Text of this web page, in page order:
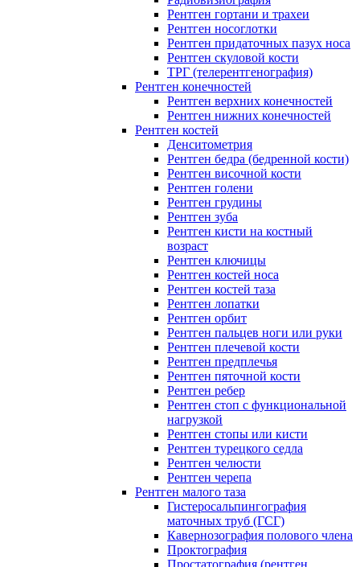
Рентген гортани и трахеи
Рентген носоглотки
Рентген придаточных пазух носа
Рентген скуловой кости
ТРГ (телерентгенография)
Рентген конечностей
Рентген верхних конечностей
Рентген нижних конечностей
Рентген костей
Денситометрия
Рентген бедра (бедренной кости)
Рентген височной кости
Рентген голени
Рентген грудины
Рентген зуба
Рентген кисти на костный
возраст
Рентген ключицы
Рентген костей носа
Рентген костей таза
Рентген лопатки
Рентген орбит
Рентген пальцев ноги или руки
Рентген плечевой кости
Рентген предплечья
Рентген пяточной кости
Рентген ребер
Рентген стоп с функциональной
нагрузкой
Рентген стопы или кисти
Рентген турецкого седла
Рентген челюсти
Рентген черепа
Рентген малого таза
Гистеросальпингография
маточных труб (ГСГ)
Кавернозография полового члена
Проктография
Простатография (рентген